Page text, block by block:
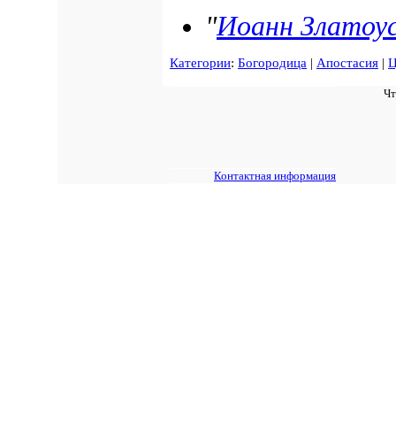
"Иоанн
Категории: Богородица | Апостасия |
Контактная информация